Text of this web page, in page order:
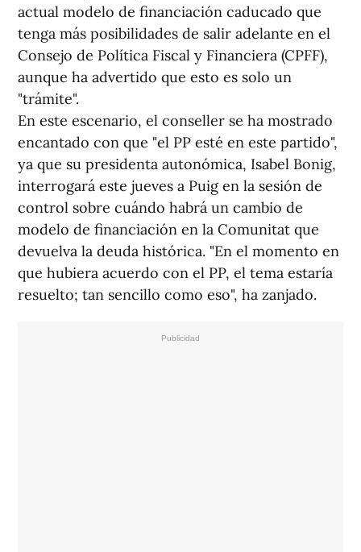
actual modelo de financiación caducado que
tenga más posibilidades de salir adelante en el
Consejo de Política Fiscal y Financiera (CPFF),
aunque ha advertido que esto es solo un
"trámite".
En este escenario, el conseller se ha mostrado
encantado con que "el PP esté en este partido",
ya que su presidenta autonómica, Isabel Bonig,
interrogará este jueves a Puig en la sesión de
control sobre cuándo habrá un cambio de
modelo de financiación en la Comunitat que
devuelva la deuda histórica. "En el momento en
que hubiera acuerdo con el PP, el tema estaría
resuelto; tan sencillo como eso", ha zanjado.